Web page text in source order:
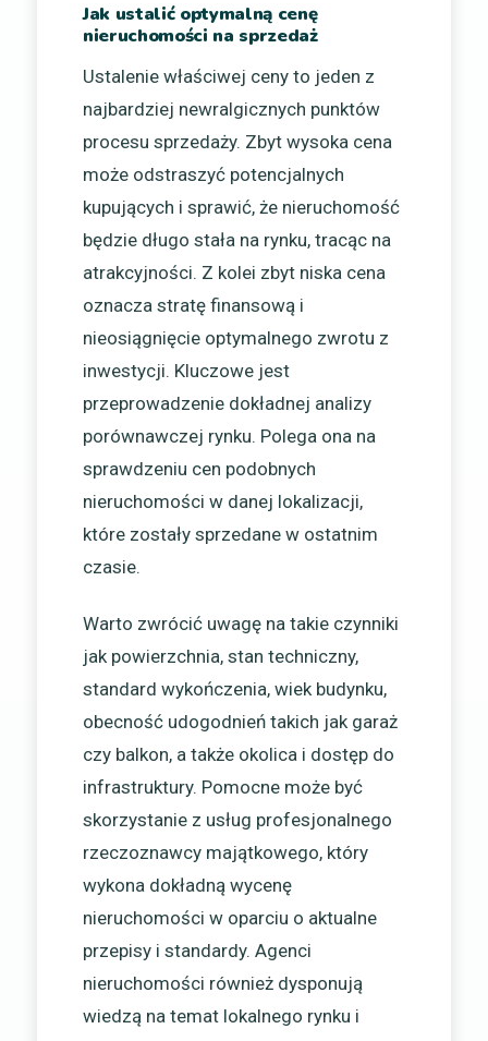
Jak ustalić optymalną cenę
nieruchomości na sprzedaż
Ustalenie właściwej ceny to jeden z
najbardziej newralgicznych punktów
procesu sprzedaży. Zbyt wysoka cena
może odstraszyć potencjalnych
kupujących i sprawić, że nieruchomość
będzie długo stała na rynku, tracąc na
atrakcyjności. Z kolei zbyt niska cena
oznacza stratę finansową i
nieosiągnięcie optymalnego zwrotu z
inwestycji. Kluczowe jest
przeprowadzenie dokładnej analizy
porównawczej rynku. Polega ona na
sprawdzeniu cen podobnych
nieruchomości w danej lokalizacji,
które zostały sprzedane w ostatnim
czasie.
Warto zwrócić uwagę na takie czynniki
jak powierzchnia, stan techniczny,
standard wykończenia, wiek budynku,
obecność udogodnień takich jak garaż
czy balkon, a także okolica i dostęp do
infrastruktury. Pomocne może być
skorzystanie z usług profesjonalnego
rzeczoznawcy majątkowego, który
wykona dokładną wycenę
nieruchomości w oparciu o aktualne
przepisy i standardy. Agenci
nieruchomości również dysponują
wiedzą na temat lokalnego rynku i